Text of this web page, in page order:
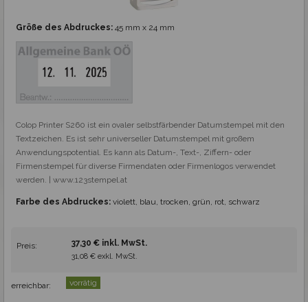
Größe des Abdruckes: 45 mm x 24 mm
Colop Printer S260 ist ein ovaler selbstfärbender Datumstempel mit den
Textzeichen. Es ist sehr universeller Datumstempel mit großem
Anwendungspotential. Es kann als Datum-, Text-, Ziffern- oder
Firmenstempel für diverse Firmendaten oder Firmenlogos verwendet
werden. | www.123stempel.at
Farbe des Abdruckes: violett, blau, trocken, grün, rot, schwarz
Preis: 37,30 € inkl. MwSt.
31,08 € exkl. MwSt.
erreichbar: vorrätig